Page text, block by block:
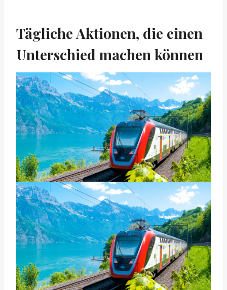
Tägliche Aktionen, die einen
Unterschied machen können